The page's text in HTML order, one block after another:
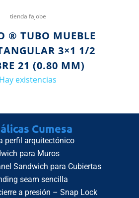
tienda fajobe
® TUBO MUEBLE
3×1 1/2
21 (0.80 MM)
Hay existencias
Cumesa
perfil arquitectónico
para Muros
Sandwich para Cubiertas
seam sencilla
a presión – Snap Lock